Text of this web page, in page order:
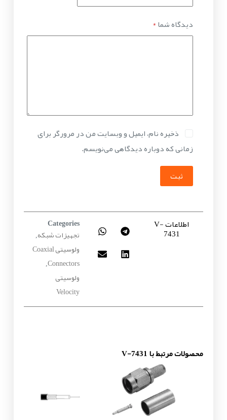
دیدگاه شما*
ذخیره نام، ایمیل و وبسایت من در مرورگر برای
زمانی که دوباره دیدگاهی می‌نویسم.
ثبت
اطلاعات V-
7431
Categories
تجهیزات شبکه,
ولوسیتی Coaxial
Connectors
,
ولوسیتی
Velocity
محصولات مرتبط با V-7431